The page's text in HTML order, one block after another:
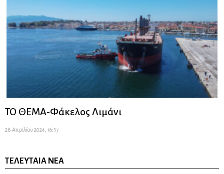
ΤΟ ΘΕΜΑ-Φάκελος Λιμάνι
28 Απριλίου 2024, 16:37
ΤΕΛΕΥΤΑΊΑ ΝΈΑ